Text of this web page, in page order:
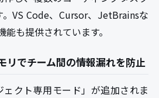
VS Code、Cursor、JetBrainsな
も提供されています。
リでチーム間の情報漏れを防止
クト専用モード」が追加されま